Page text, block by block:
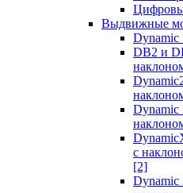
Выдвижные
DB2 и
с
[2]